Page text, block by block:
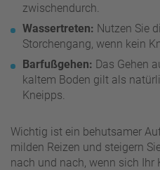
zwischendurch.
Wassertreten: Nutzen Sie
Storchengang, wenn kein
Barfußgehen: Das Gehen
kaltem Boden gilt als
Kneipps.
Wichtig ist ein behutsamer
milden Reizen und steigern
nach und nach, wenn sich Ihr